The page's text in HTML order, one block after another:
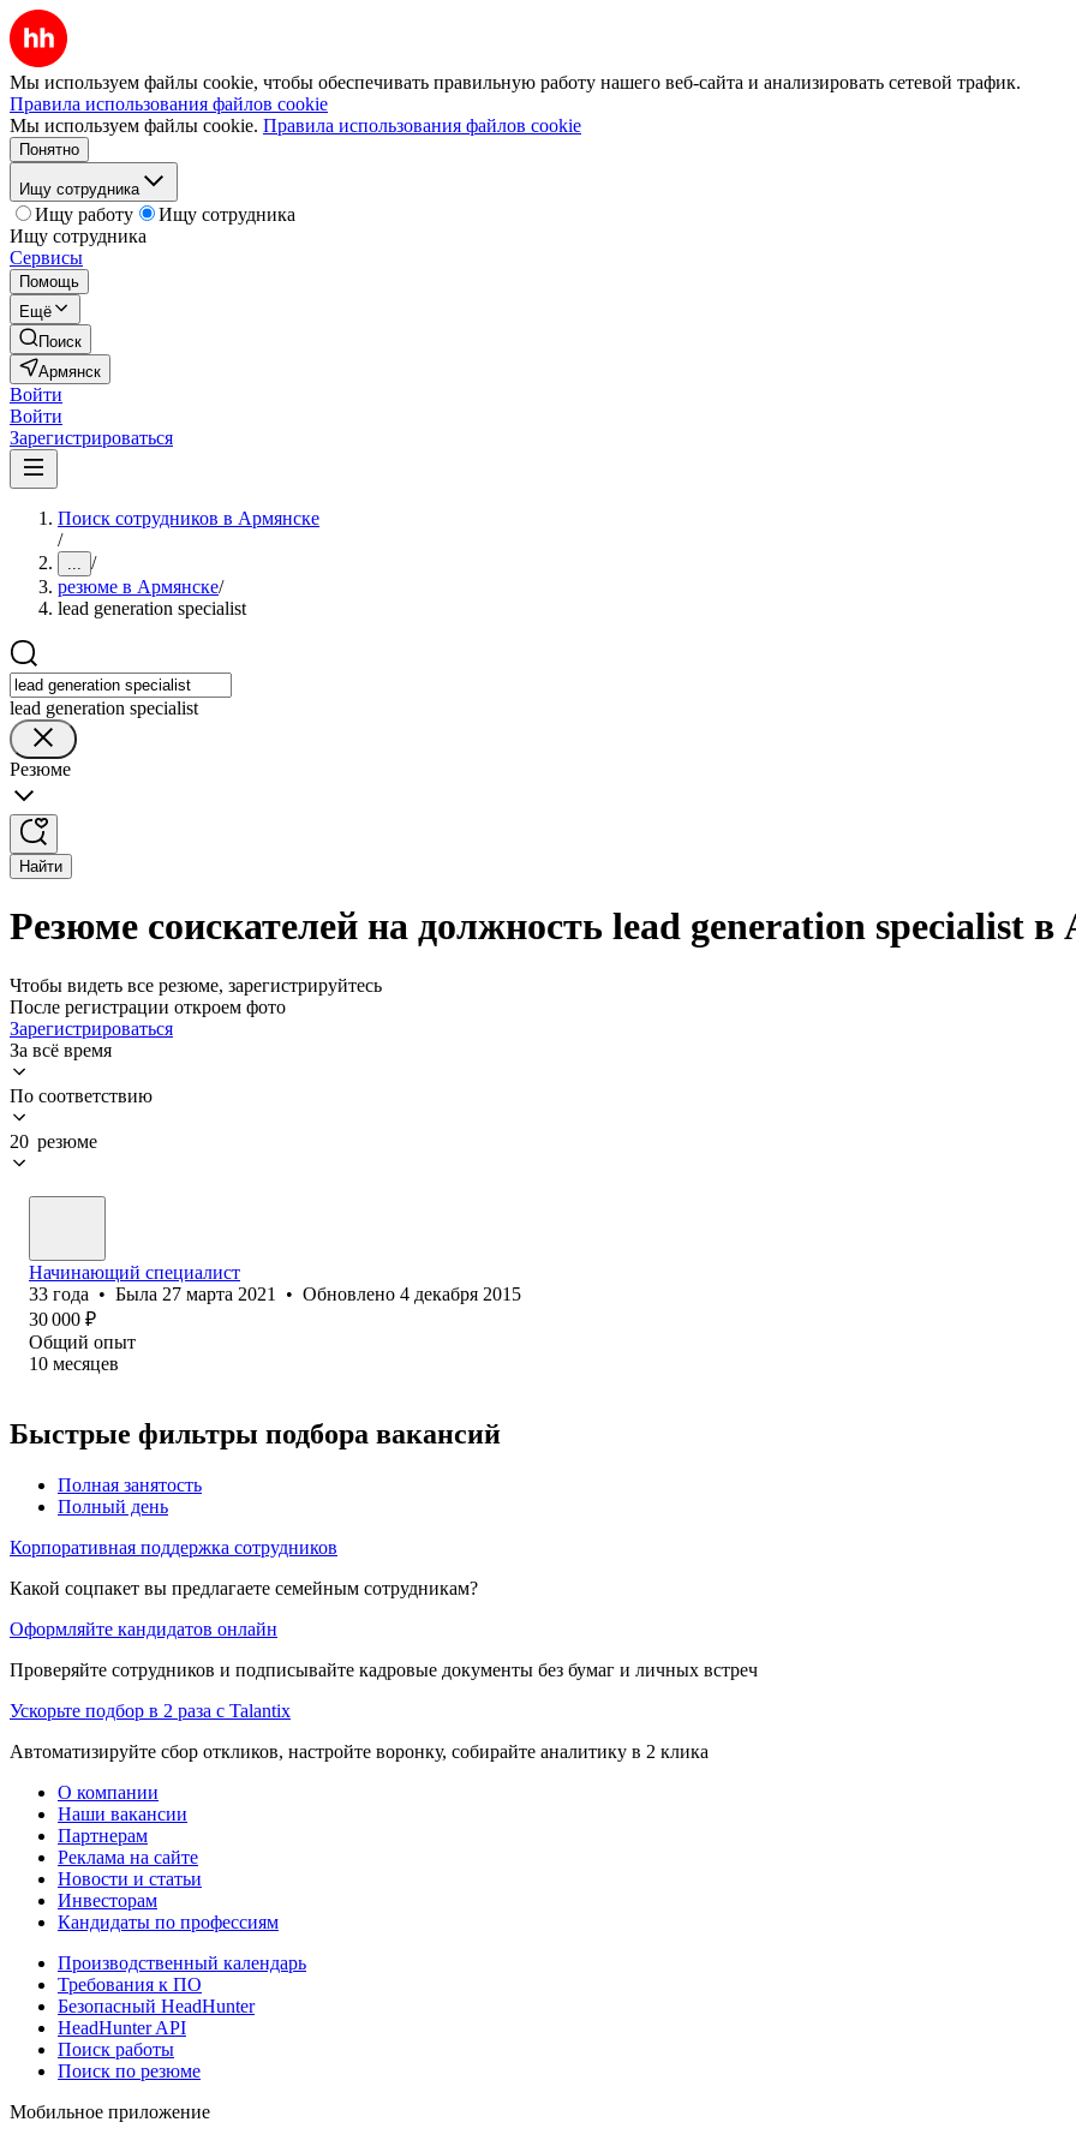
Мы используем файлы cookie, чтобы обеспечивать правильную работу нашего веб-сайта и анализировать сетевой трафик.
Правила использования файлов cookie
Мы используем файлы cookie. Правила использования файлов cookie
Понятно
Ищу сотрудника
Ищу работу
Ищу сотрудника
Ищу сотрудника
Сервисы
Помощь
Ещё
Поиск
Армянск
Войти
Войти
Зарегистрироваться
Поиск сотрудников в Армянске
/
... /
резюме в Армянске/
lead generation specialist
lead generation specialist
Резюме
Найти
Резюме соискателей на должность lead generation specialist в
Чтобы видеть все резюме, зарегистрируйтесь
После регистрации откроем фото
Зарегистрироваться
За всё время
По соответствию
20 резюме
Начинающий специалист
33 года • Была 27 марта 2021 • Обновлено 4 декабря 2015
30 000 ₽
Общий опыт
10 месяцев
Быстрые фильтры подбора вакансий
Полная занятость
Полный день
Корпоративная поддержка сотрудников
Какой соцпакет вы предлагаете семейным сотрудникам?
Оформляйте кандидатов онлайн
Проверяйте сотрудников и подписывайте кадровые документы без бумаг и личных встреч
Ускорьте подбор в 2 раза с Talantix
Автоматизируйте сбор откликов, настройте воронку, собирайте аналитику в 2 клика
О компании
Наши вакансии
Партнерам
Реклама на сайте
Новости и статьи
Инвесторам
Кандидаты по профессиям
Производственный календарь
Требования к ПО
Безопасный HeadHunter
HeadHunter API
Поиск работы
Поиск по резюме
Мобильное приложение